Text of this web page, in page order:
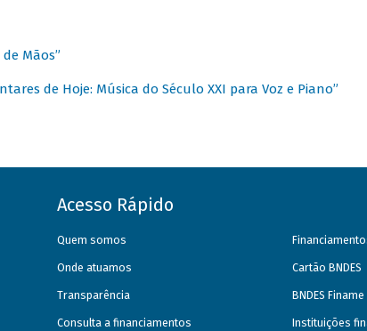
Mãos”
de Hoje: Música do Século XXI para Voz e Piano”
Acesso Rápido
Quem somos
Onde atuamos
Transparência
Consulta a financiamentos
Cartão BNDES
BNDES Finame
Instituições